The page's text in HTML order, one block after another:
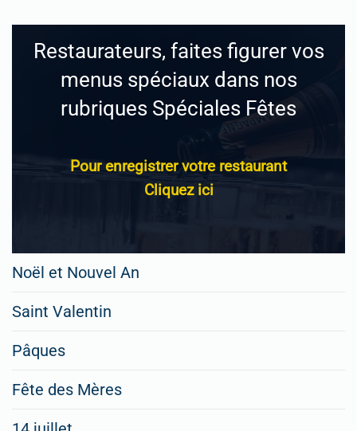
Restaurateurs, faites figurer vos
menus spéciaux dans nos
rubriques Spéciales Fêtes
Pour enregistrer votre restaurant
Cliquez ici
Noël et Nouvel An
Saint Valentin
Pâques
Fête des Mères